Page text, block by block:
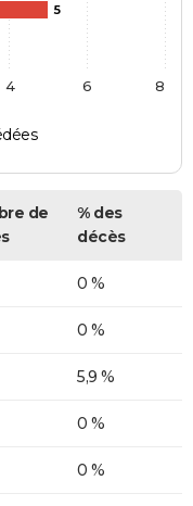
5
4 6 8
de
% des
décès
0 %
0 %
5,9 %
0 %
0 %